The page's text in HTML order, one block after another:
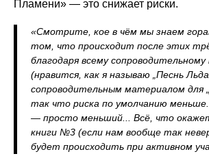
Пламени» — это снижает риски.
«Смотрите, кое в чём мы знаем
том, что происходит после этих
благодаря всему
(нравится, как я называю „Песнь
сопроводительным материалом для
так что риска по умолчанию меньше.
— просто меньший... Всё, что
книги №3 (если нам вообще так
будет происходить при активном